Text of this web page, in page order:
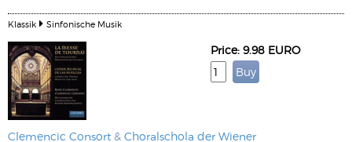
Klassik Sinfonische Musik
Clemencic Consort & Choralschola der Wiener
Price: 9.98 EURO